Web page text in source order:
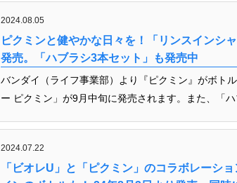
2024.08.05
ピクミンと健やかな日々を！「リンスインシ
発売。「ハブラシ3本セット」も発売中
バンダイ（ライフ事業部）より『ピクミン』がボト
ー ピクミン」が9月中旬に発売されます。また、「
2024.07.22
「ビオレU」と「ピクミン」のコラボレーシ